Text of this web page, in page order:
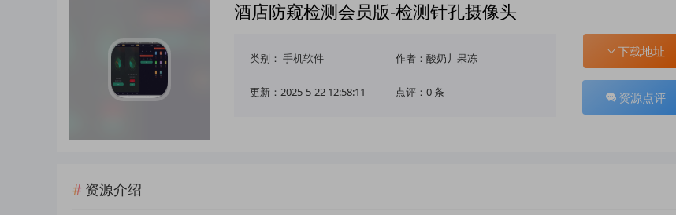
酒店防窥检测会员版-检测针孔摄像头
类别： 手机软件 作者：酸奶丿果冻
更新：2025-5-22 12:58:11 点评：0 条
下载地址
资源点评
资源介绍